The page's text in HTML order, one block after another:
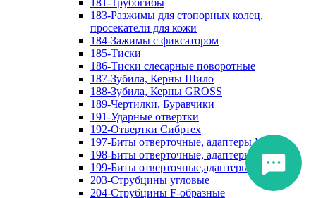
181-Трубогибы
183-Разжимы для стопорных колец,
просекатели для кожи
184-Зажимы с фиксатором
185-Тиски
186-Тиски слесарные поворотные
187-Зубила, Керны Шило
188-Зубила, Керны GROSS
189-Чертилки, Буравчики
191-Ударные отвертки
192-Отвертки Сибртех
197-Биты отверточные, адаптеры Matrix
198-Биты отверточные, адаптеры Прочие
199-Биты отверточные,адаптеры Сибртех
203-Струбцины угловые
204-Струбцины F-образные